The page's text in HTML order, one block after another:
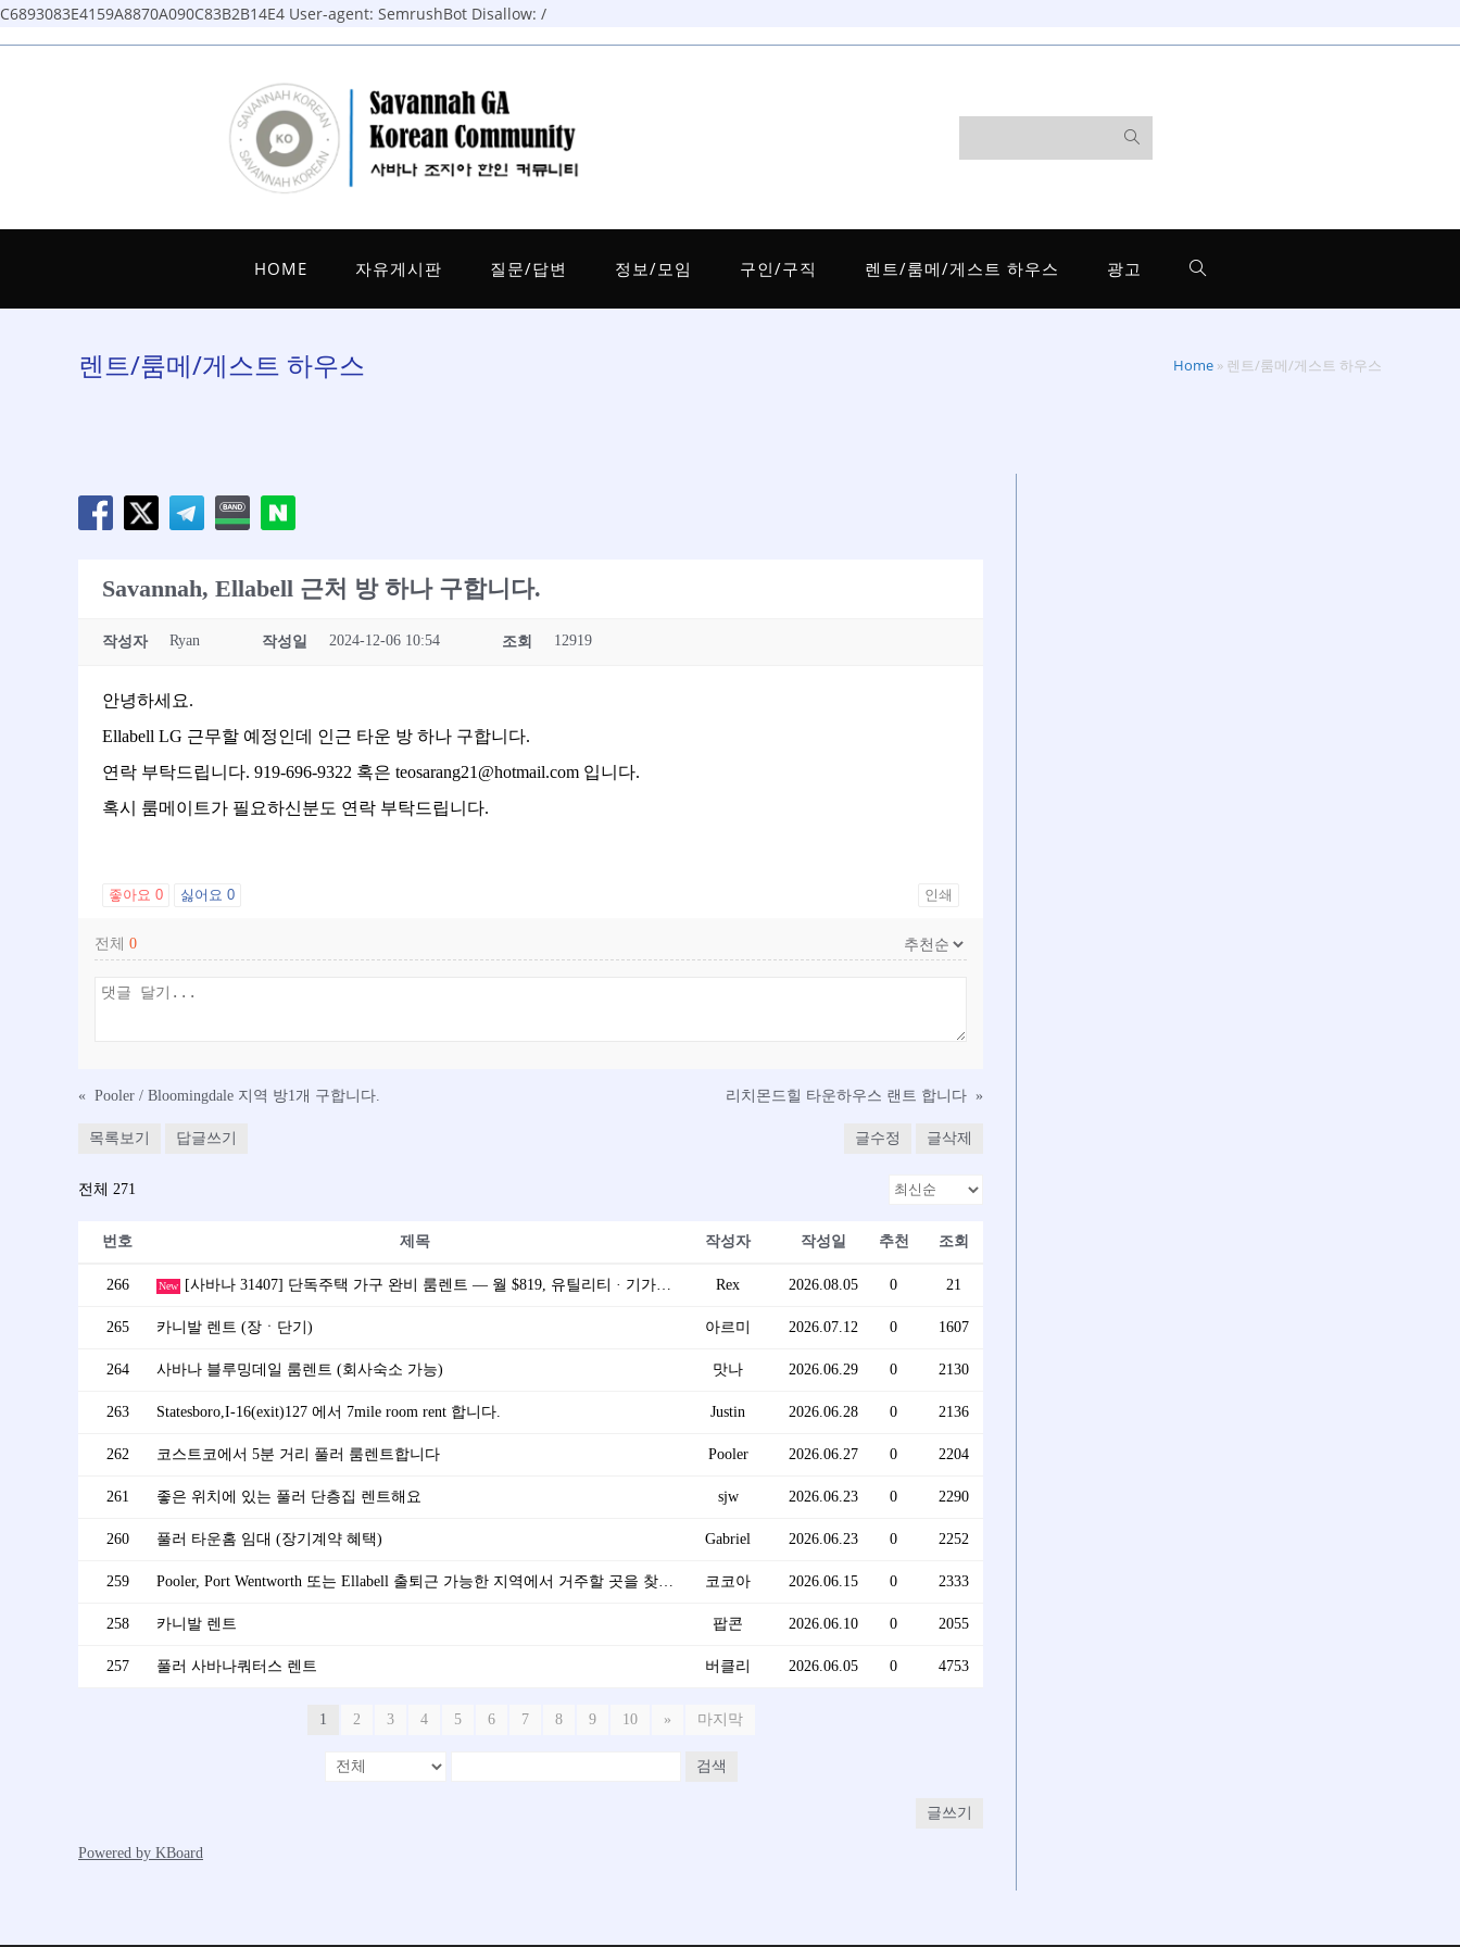
C6893083E4159A8870A090C83B2B14E4 User-agent: SemrushBot Disallow: /
Skip
HOME 자유게시판 질문/답변 정보/모임 구인/구직 렌트/룸메/게스트 하우스 광고
렌트/룸메/게스트 하우스 Home » 렌트/룸메/게스트 하우스